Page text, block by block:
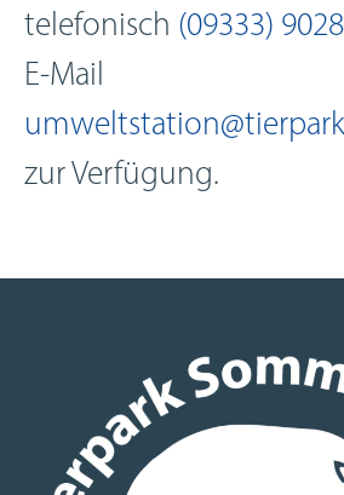
telefonisch (09333)
E-Mail
zur Verfügung.